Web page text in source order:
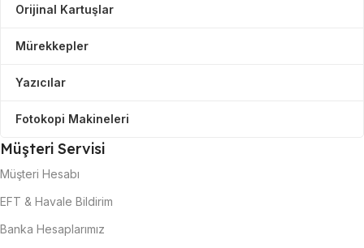
Orijinal Kartuşlar
Mürekkepler
Yazıcılar
Fotokopi Makineleri
Müşteri Servisi
Müşteri Hesabı
EFT & Havale Bildirim
Banka Hesaplarımız